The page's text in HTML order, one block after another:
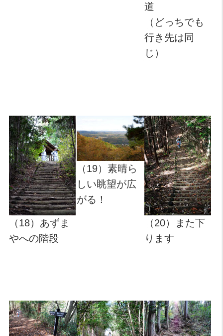
道
（どっちでも
行き先は同
じ）
（18）あずま
やへの階段
（19）素晴ら
しい眺望が広
がる！
（20）また下
ります